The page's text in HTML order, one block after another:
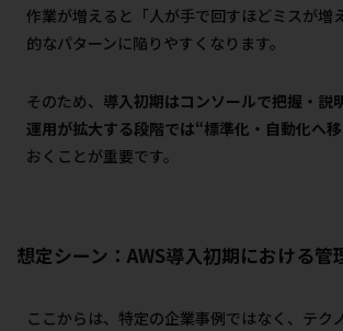
作業が増えると「人が手で回すほどミスが増
的なパターンに陥りやすくなります。
そのため、 導入初期はコンソールで把握・説
運用が拡大する段階では“標準化・自動化へ
おくことが重要です。
想定シーン：AWS導入初期における管
ここからは、特定の企業事例ではなく、テク